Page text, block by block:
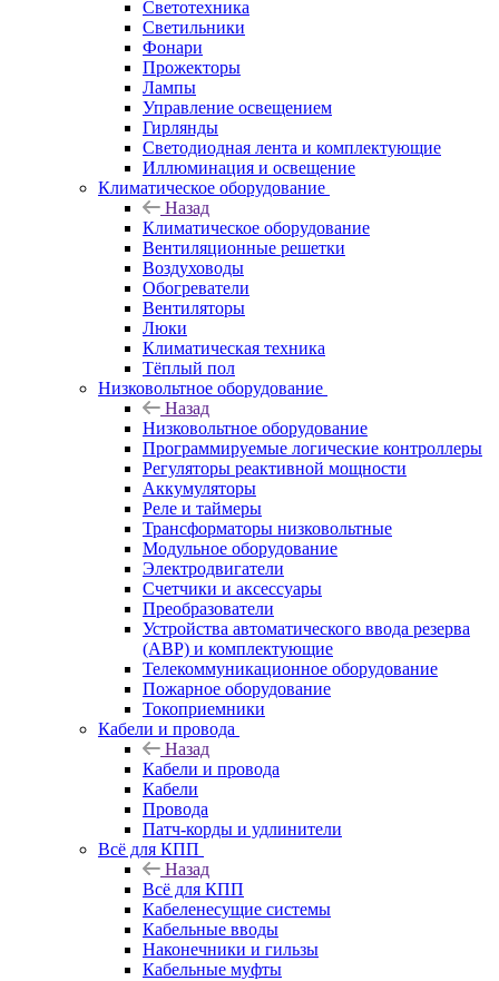
Светотехника
Светильники
Фонари
Прожекторы
Лампы
Управление освещением
Гирлянды
Светодиодная лента и комплектующие
Иллюминация и освещение
Климатическое оборудование
Назад
Климатическое оборудование
Вентиляционные решетки
Воздуховоды
Обогреватели
Вентиляторы
Люки
Климатическая техника
Тёплый пол
Низковольтное оборудование
Назад
Низковольтное оборудование
Программируемые логические контроллеры
Регуляторы реактивной мощности
Аккумуляторы
Реле и таймеры
Трансформаторы низковольтные
Модульное оборудование
Электродвигатели
Счетчики и аксессуары
Преобразователи
Устройства автоматического ввода резерва
(АВР) и комплектующие
Телекоммуникационное оборудование
Пожарное оборудование
Токоприемники
Кабели и провода
Назад
Кабели и провода
Кабели
Провода
Патч-корды и удлинители
Всё для КПП
Назад
Всё для КПП
Кабеленесущие системы
Кабельные вводы
Наконечники и гильзы
Кабельные муфты